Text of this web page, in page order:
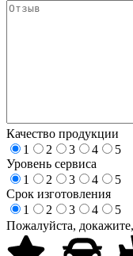
Качество продукции
1
2 3 4
5
Уровень сервиса
1
2 3 4
5
Срок изготовления
1
2 3 4
5
Пожалуйста,